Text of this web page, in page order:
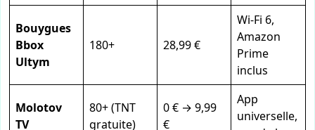
Bouygues
Bbox
Ultym
180+ 28,99 €
Wi-Fi 6,
Amazon
Prime
inclus
Molotov
TV
80+ (TNT
gratuite)
0 € → 9,99
€
App
universelle,